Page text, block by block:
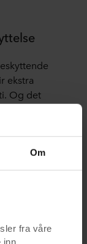
Om
fra våre
inn
ekstra
Og det
de fleste